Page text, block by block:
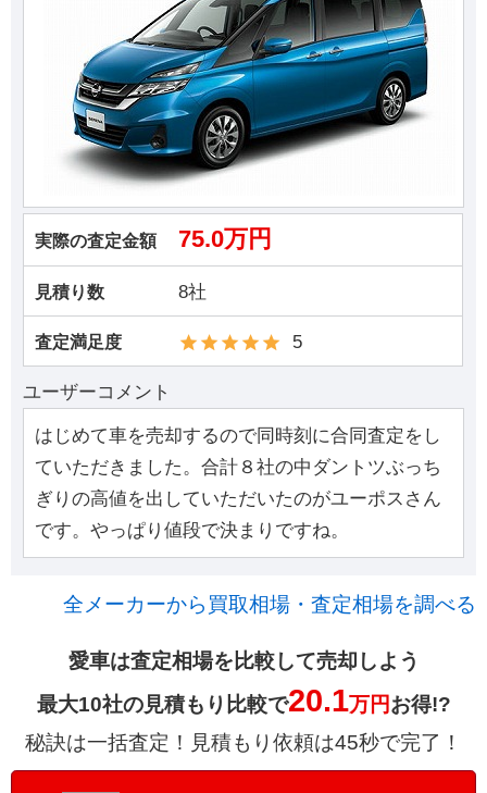
実際の査定金額 75.0万円
見積り数 8社
査定満足度 5
ユーザーコメント
はじめて車を売却するので同時刻に合同査定をし
ていただきました。合計８社の中ダントツぶっち
ぎりの高値を出していただいたのがユーポスさん
です。やっぱり値段で決まりですね。
全メーカーから買取相場・査定相場を調べる
愛車は査定相場を比較して売却しよう
最大10社の見積もり比較で20.1万円お得!?
秘訣は一括査定！見積もり依頼は45秒で完了！